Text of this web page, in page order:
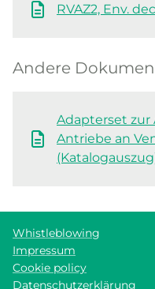
RVAZ2, Env.
Andere
Adapterset zur
Antriebe an
Whistleblowing
Impressum
Cookie policy
Datenschutzerklärung